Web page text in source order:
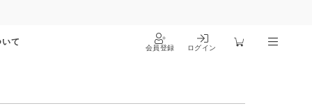
て
会員登録 ログイン